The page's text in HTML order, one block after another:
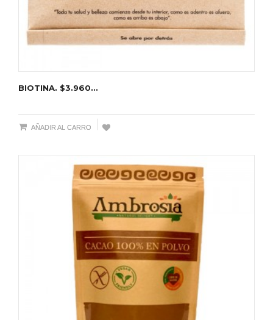
BIOTINA. $3.960...
AÑADIR AL CARRO